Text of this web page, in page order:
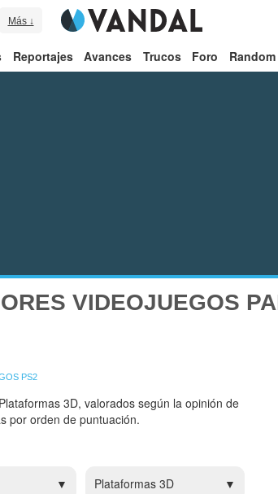
Más ↓
Reportajes Avances Trucos Foro Random
VIDEOJUEGOS
PS2
3D, valorados según la opinión de
por orden de puntuación.
Plataformas 3D